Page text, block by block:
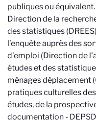
publiques ou
Direction de la
des statistiques
l’enquête auprès des
d’emploi (Direction de
études et des
ménages déplacement
pratiques culturelles
études, de la
documentation -